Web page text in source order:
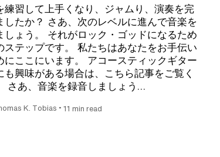
練習して上手くなり、ジャムり、演奏を完
したか？ さあ、次のレベルに進んで音楽を
しょう。 それがロック・ゴッドになるため
ステップです。 私たちはあなたをお手伝い
にここにいます。 アコースティックギター
も興味がある場合は、こちら記事をご覧く
さあ、音楽を録音しましょう…
K. Tobias •11 min read